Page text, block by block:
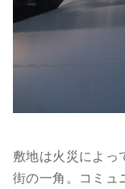
敷地は火災によっ
街の一角。コミュ